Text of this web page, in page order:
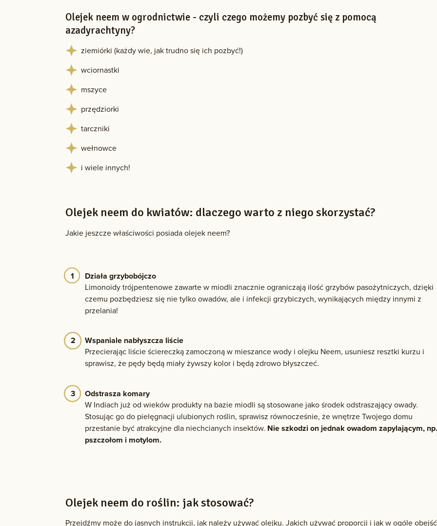
Olejek neem w ogrodnictwie - czyli czego możemy pozbyć się z pomocą
azadyrachtyny?
ziemiórki (każdy wie, jak trudno się ich pozbyć!)
wciornastki
mszyce
przędziorki
tarczniki
wełnowce
i wiele innych!
Olejek neem do kwiatów: dlaczego warto z niego skorzystać?
Jakie jeszcze właściwości posiada olejek neem?
Działa grzybobójczo
Limonoidy trójpentenowe zawarte w miodli znacznie ograniczają ilość grzybów pasożytniczych, dzięki
czemu pozbędziesz się nie tylko owadów, ale i infekcji grzybiczych, wynikających między innymi z
przelania!
Wspaniale nabłyszcza liście
Przecierając liście ściereczką zamoczoną w mieszance wody i olejku Neem, usuniesz resztki kurzu i
sprawisz, że pędy będą miały żywszy kolor i będą zdrowo błyszczeć.
Odstrasza komary
W Indiach już od wieków produkty na bazie miodli są stosowane jako środek odstraszający owady.
Stosując go do pielęgnacji ulubionych roślin, sprawisz równocześnie, że wnętrze Twojego domu
przestanie być atrakcyjne dla niechcianych insektów. Nie szkodzi on jednak owadom zapylającym,
pszczołom i motylom.
Olejek neem do roślin: jak stosować?
Przejdźmy może do jasnych instrukcji, jak należy używać olejku. Jakich używać proporcji i jak w ogóle obejść